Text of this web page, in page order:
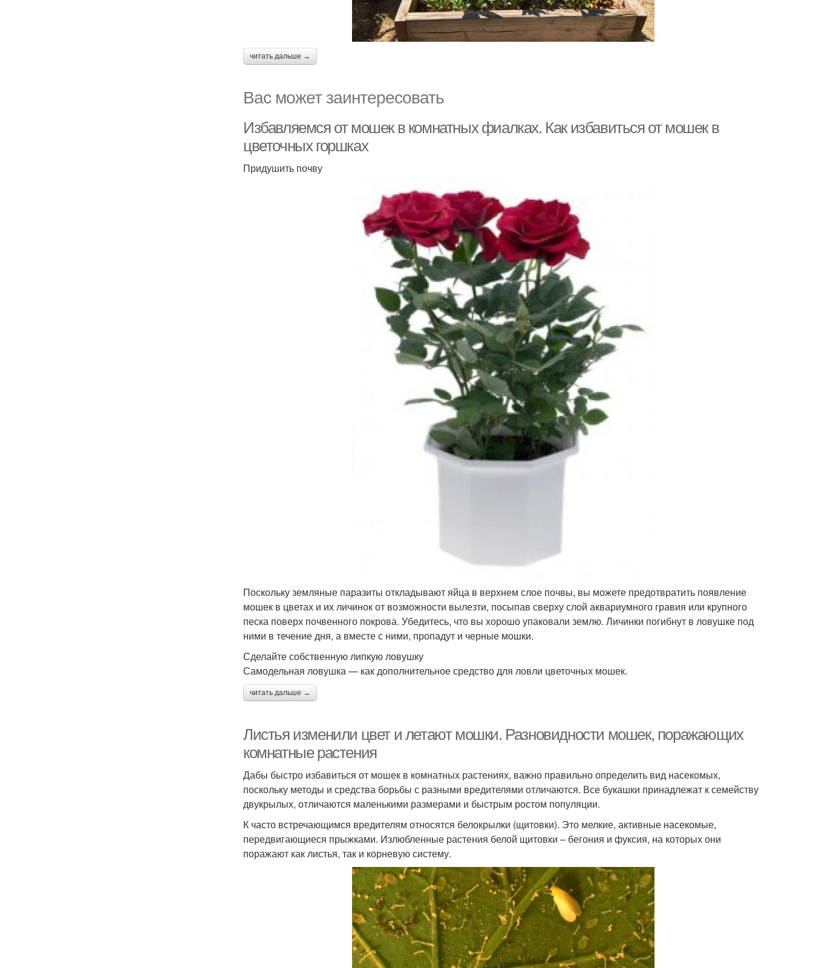
читать дальше →
Вас может заинтересовать
Избавляемся от мошек в комнатных фиалках. Как избавиться от мошек в
цветочных горшках
Придушить почву
Поскольку земляные паразиты откладывают яйца в верхнем слое почвы, вы можете предотвратить появление
мошек в цветах и их личинок от возможности вылезти, посыпав сверху слой аквариумного гравия или крупного
песка поверх почвенного покрова. Убедитесь, что вы хорошо упаковали землю. Личинки погибнут в ловушке под
ними в течение дня, а вместе с ними, пропадут и черные мошки.
Сделайте собственную липкую ловушку
Самодельная ловушка — как дополнительное средство для ловли цветочных мошек.
читать дальше →
Листья изменили цвет и летают мошки. Разновидности мошек, поражающих
комнатные растения
Дабы быстро избавиться от мошек в комнатных растениях, важно правильно определить вид насекомых,
поскольку методы и средства борьбы с разными вредителями отличаются. Все букашки принадлежат к семейству
двукрылых, отличаются маленькими размерами и быстрым ростом популяции.
К часто встречающимся вредителям относятся белокрылки (щитовки). Это мелкие, активные насекомые,
передвигающиеся прыжками. Излюбленные растения белой щитовки – бегония и фуксия, на которых они
поражают как листья, так и корневую систему.